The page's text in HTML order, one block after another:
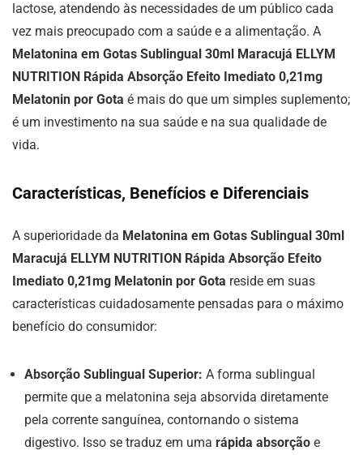
lactose, atendendo às necessidades de um público cada
vez mais preocupado com a saúde e a alimentação. A
Melatonina em Gotas Sublingual 30ml Maracujá ELLYM
NUTRITION Rápida Absorção Efeito Imediato 0,21mg
Melatonin por Gota é mais do que um simples suplemento;
é um investimento na sua saúde e na sua qualidade de
vida.
Características, Benefícios e Diferenciais
A superioridade da Melatonina em Gotas Sublingual 30ml
Maracujá ELLYM NUTRITION Rápida Absorção Efeito
Imediato 0,21mg Melatonin por Gota reside em suas
características cuidadosamente pensadas para o máximo
benefício do consumidor:
Absorção Sublingual Superior: A forma sublingual
permite que a melatonina seja absorvida diretamente
pela corrente sanguínea, contornando o sistema
digestivo. Isso se traduz em uma rápida absorção e